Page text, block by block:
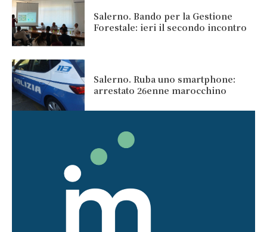
Salerno. Bando per la Gestione
Forestale: ieri il secondo incontro
Salerno. Ruba uno smartphone:
arrestato 26enne marocchino